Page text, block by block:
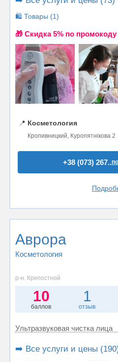
🛍️ Товары (1)
🎁 Cкидка 5% по
📍 Косметология
Кропивницкий, Куропятнікова 2
+38 (073) 267..
Аврора
Косметология
р-н. Крепостной
10
баллов
1
отзыв
Ультразвуковая чистка лица
➡️ Все услуги и цены